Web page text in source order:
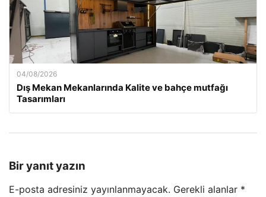
04/08/2026
Dış Mekan Mekanlarında Kalite ve bahçe mutfağı
Tasarımları
Bir yanıt yazın
E-posta adresiniz yayınlanmayacak. Gerekli alanlar *